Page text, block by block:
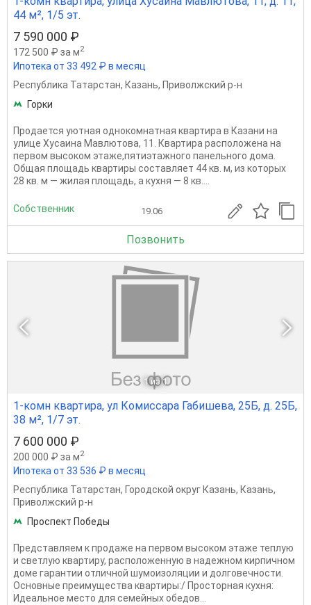
44 м², 1/5 эт.
7 590 000 ₽
172 500 ₽ за м2
Ипотека от 33 492 ₽ в месяц
Республика Татарстан, Казань, Приволжский р-н
Горки
Продается уютная однокомнатная квартира в Казани на
улице Хусаина Мавлютова, 11. Квартира расположена на
первом высоком этаже,пятиэтажного панельного дома.
Общая площадь квартиры составляет 44 кв. м, из которых
28 кв. м — жилая площадь, а кухня — 8 кв....
Собственник 19.06
Позвонить
1 из 1
1-комн квартира, ул Комиссара Габишева, 25Б, д. 25Б,
38 м², 1/7 эт.
7 600 000 ₽
200 000 ₽ за м2
Ипотека от 33 536 ₽ в месяц
Республика Татарстан, Городской округ Казань, Казань,
Приволжский р-н
Проспект Победы
Представляем к продаже на первом высоком этаже теплую
и светлую квартиру, расположенную в надежном кирпичном
доме гарантии отличной шумоизоляции и долговечности.
Основные преимущества квартиры:/ Просторная кухня:
Идеальное место для семейных обедов...